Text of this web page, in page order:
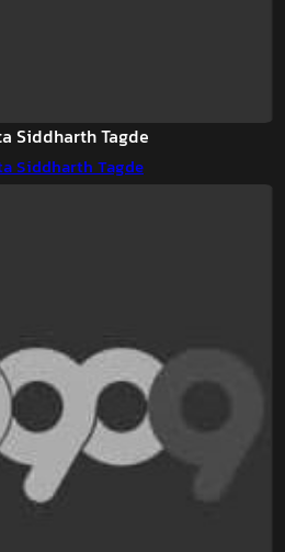
Siddharth Tagde
Siddharth Tagde